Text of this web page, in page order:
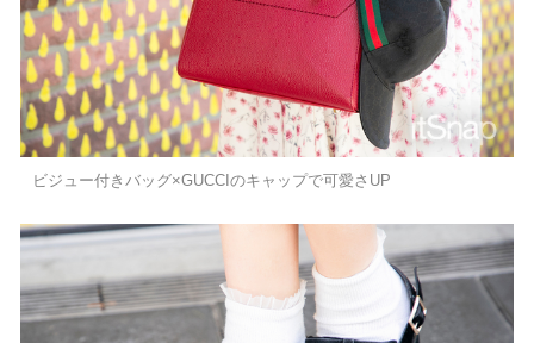
ビジュー付きバッグ×GUCCIのキャップで可愛さUP